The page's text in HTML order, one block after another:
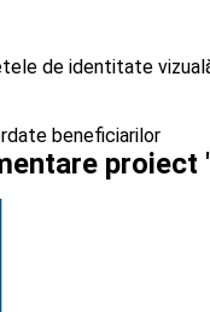
de identitate
beneficiarilor
proiect